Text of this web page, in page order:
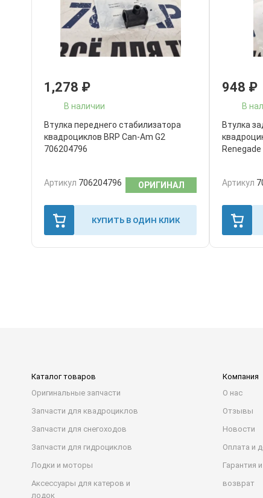
1,278 ₽
В наличии
Втулка переднего стабилизатора
квадроциклов BRP Can-Am G2
706204796
Артикул 706204796 ОРИГИНАЛ
КУПИТЬ В ОДИН КЛИК
948 ₽
В
Втулка
Артикул
Каталог товаров
Оригинальные запчасти
Запчасти для квадроциклов
Запчасти для снегоходов
Запчасти для гидроциклов
Лодки и моторы
Аксессуары для катеров и
лодок
Компания
О нас
Отзывы
Новости
Оплата и
Гарантия и
возврат